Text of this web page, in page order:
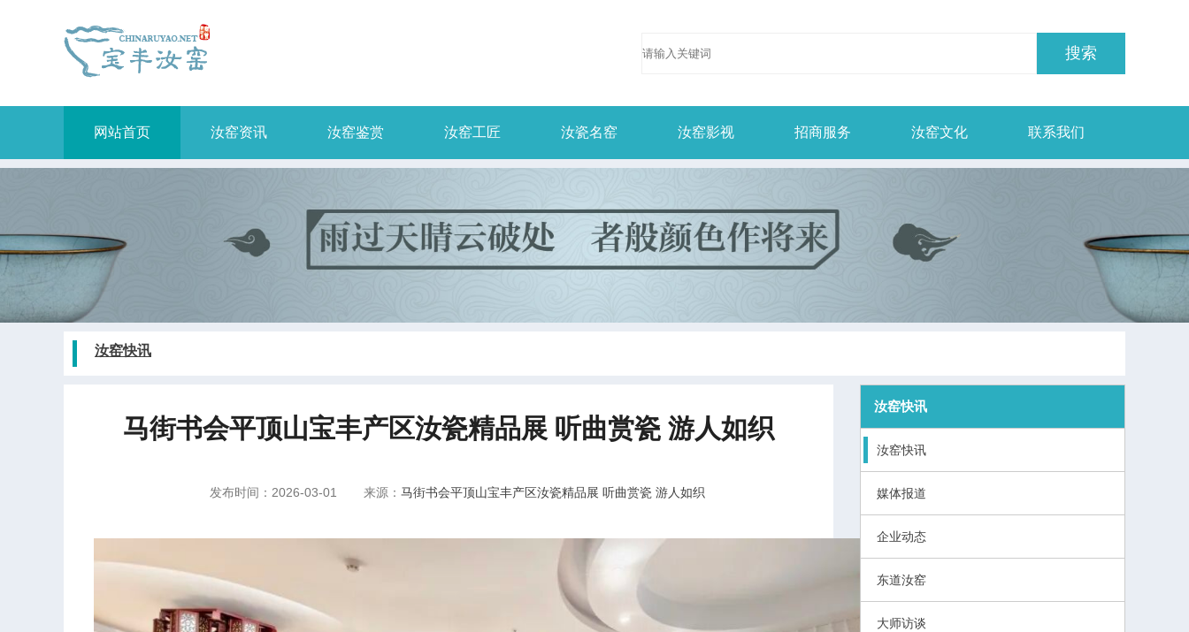
网站首页 汝窑资讯 汝窑鉴赏 汝窑工匠 汝瓷名窑 汝窑影视 招商服务 汝窑文化 联系我们
汝窑快讯
马街书会平顶山宝丰产区汝瓷精品展 听曲赏瓷 游人如织
发布时间：2026-03-01 来源： 马街书会平顶山宝丰产区汝瓷精品展 听曲赏瓷 游人如织
汝窑快讯
汝窑快讯
媒体报道
企业动态
东道汝窑
大师访谈